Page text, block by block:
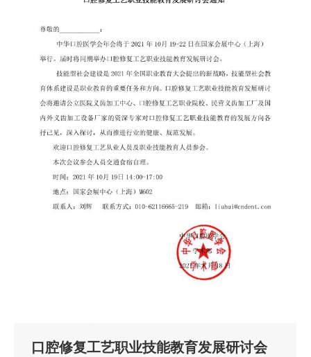
口腔修复工艺职业技能教育发展研讨会